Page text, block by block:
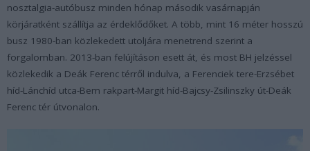
nosztalgia-autóbusz minden hónap második vasárnapján
körjáratként szállítja az érdeklődőket. A több, mint 16 méter hosszú
busz 1980-ban közlekedett utoljára menetrend szerint a
forgalomban. 2013-ban felújításon esett át, és most BH jelzéssel
közlekedik a Deák Ferenc térről indulva, a Ferenciek tere-Erzsébet
híd-Lánchíd utca-Bem rakpart-Margit híd-Bajcsy-Zsilinszky út-Deák
Ferenc tér útvonalon.